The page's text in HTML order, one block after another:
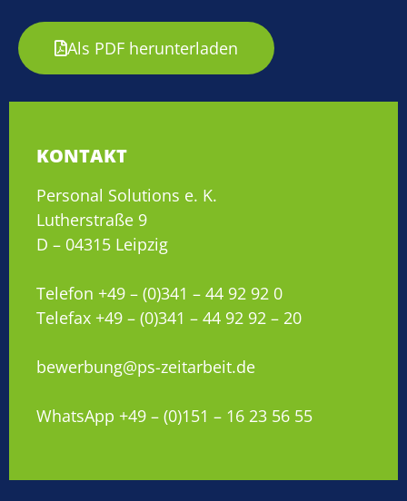
Als PDF herunterladen
KONTAKT
Personal Solutions e. K.
Lutherstraße 9
D – 04315 Leipzig
Telefon +49 – (0)341 – 44 92 92 0
Telefax +49 – (0)341 – 44 92 92 – 20
bewerbung@ps-zeitarbeit.de
WhatsApp +49 – (0)151 – 16 23 56 55